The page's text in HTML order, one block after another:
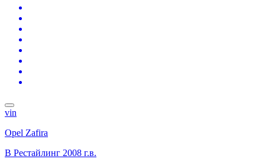
vin
Opel Zafira
B Рестайлинг 2008 г.в.